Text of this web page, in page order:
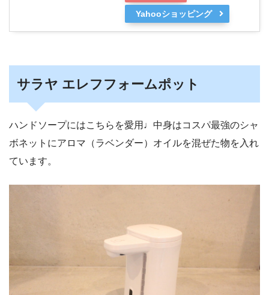
Yahooショッピング
サラヤ エレフフォームポット
ハンドソープにはこちらを愛用♩中身はコスパ最強のシャ
ボネットにアロマ（ラベンダー）オイルを混ぜた物を入れ
ています。